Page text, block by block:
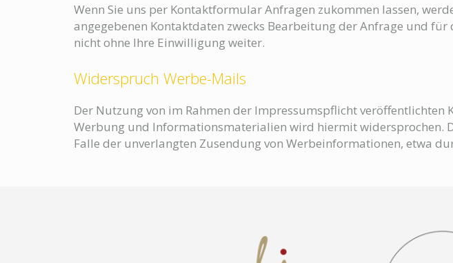
Wenn Sie uns per Kontaktformular Anfragen zukommen lassen,
angegebenen Kontaktdaten zwecks Bearbeitung der Anfrage und
nicht ohne Ihre Einwilligung weiter.
Widerspruch Werbe-Mails
Der Nutzung von im Rahmen der Impressumspflicht
Werbung und Informationsmaterialien wird hiermit widersprochen.
Falle der unverlangten Zusendung von Werbeinformationen, etwa